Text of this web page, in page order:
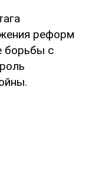
реформ
борьбы с